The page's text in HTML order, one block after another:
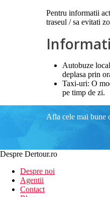
Pentru informatii
traseul / sa evitati
Autobuze
deplasa prin
Taxi-uri: O
pe timp de zi.
Afla cele mai bune
Despre Dertour.ro
Despre noi
Agentii
Contact